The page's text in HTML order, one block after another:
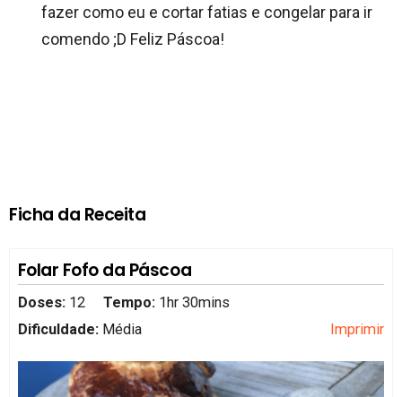
fazer como eu e cortar fatias e congelar para ir
comendo ;D Feliz Páscoa!
Ficha da Receita
Folar Fofo da Páscoa
Doses: 12 Tempo: 1hr 30mins
Dificuldade: Média Imprimir